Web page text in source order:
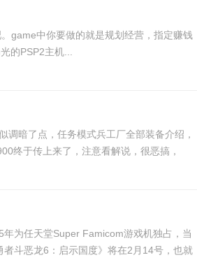
中你要做的就是规划经营，指定赚钱
的PSP2主机...
暗了点，任务模式兵工厂全部装备介绍，
终于传上来了，注意看解说，很恶搞，
任天堂Super Famicom游戏机独占，当
恶龙6：启示国度》将在2月14号，也就